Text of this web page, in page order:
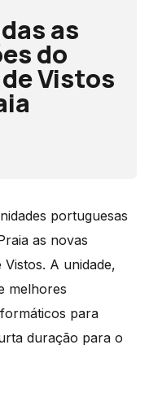
as
do
Vistos
portuguesas
as novas
Vistos. A unidade,
melhores
para
duração para o